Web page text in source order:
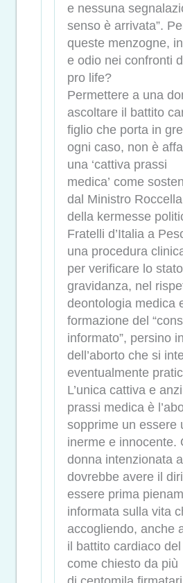
e nessuna
senso è arrivata”.
queste menzogne,
e odio nei confronti
pro life?
Permettere a una
ascoltare il battito
figlio che porta in
ogni caso, non è
una ‘cattiva prassi
medica’ come
dal Ministro
della kermesse
Fratelli d’Italia a
una procedura
per verificare lo
gravidanza, nel
deontologia medica
formazione del
informato”, persino
dell’aborto che si
eventualmente
L’unica cattiva e
prassi medica è
sopprime un essere
inerme e innocente.
donna intenzionata
dovrebbe avere il
essere prima
informata sulla vita
accogliendo, anche
il battito cardiaco
come chiesto da più